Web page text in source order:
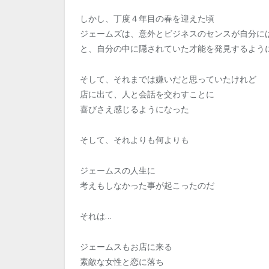
しかし、丁度４年目の春を迎えた頃
ジェームズは、意外とビジネスのセンスが自分に
と、自分の中に隠されていた才能を発見するよう
そして、それまでは嫌いだと思っていたけれど
店に出て、人と会話を交わすことに
喜びさえ感じるようになった
そして、それよりも何よりも
ジェームスの人生に
考えもしなかった事が起こったのだ
それは…
ジェームスもお店に来る
素敵な女性と恋に落ち